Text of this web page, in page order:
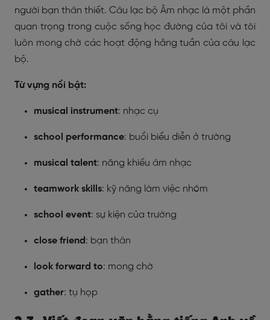
người bạn thân thiết. Câu lạc bộ Âm nhạc là một phần
quan trọng trong cuộc sống học đường của tôi và tôi
luôn mong chờ các hoạt động hằng tuần của câu lạc
bộ.
Từ vựng nổi bật:
musical instrument: nhạc cụ
school performance: buổi biểu diễn ở trường
musical talent: năng khiếu âm nhạc
teamwork skills: kỹ năng làm việc nhóm
school event: sự kiện của trường
close friend: bạn thân
look forward to: mong chờ
gather: tụ họp